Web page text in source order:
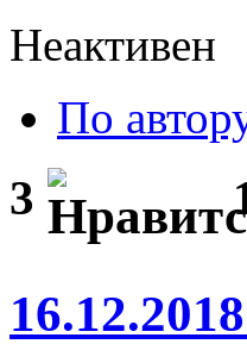
Неактивен
По
3